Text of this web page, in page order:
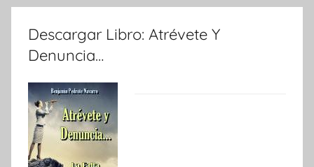
Descargar Libro: Atrévete Y
Denuncia…